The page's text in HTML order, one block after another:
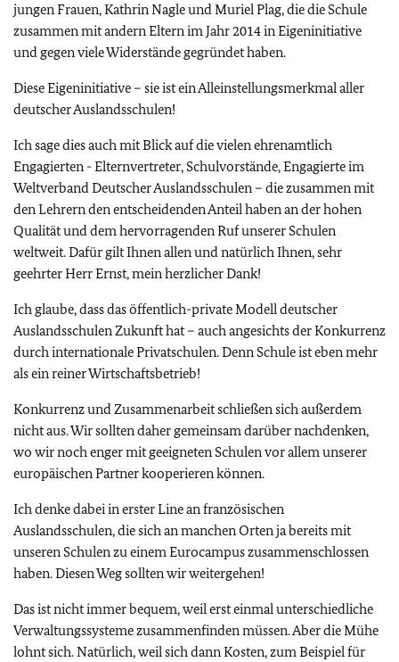
jungen Frauen, Kathrin Nagle und Muriel Plag, die die Schule
zusammen mit andern Eltern im Jahr 2014 in Eigeninitiative
und gegen viele Widerstände gegründet haben.
Diese Eigeninitiative – sie ist ein Alleinstellungsmerkmal aller
deutscher Auslandsschulen!
Ich sage dies auch mit Blick auf die vielen ehrenamtlich
Engagierten - Elternvertreter, Schulvorstände, Engagierte im
Weltverband Deutscher Auslandsschulen – die zusammen mit
den Lehrern den entscheidenden Anteil haben an der hohen
Qualität und dem hervorragenden Ruf unserer Schulen
weltweit. Dafür gilt Ihnen allen und natürlich Ihnen, sehr
geehrter Herr Ernst, mein herzlicher Dank!
Ich glaube, dass das öffentlich-private Modell deutscher
Auslandsschulen Zukunft hat – auch angesichts der Konkurrenz
durch internationale Privatschulen. Denn Schule ist eben mehr
als ein reiner Wirtschaftsbetrieb!
Konkurrenz und Zusammenarbeit schließen sich außerdem
nicht aus. Wir sollten daher gemeinsam darüber nachdenken,
wo wir noch enger mit geeigneten Schulen vor allem unserer
europäischen Partner kooperieren können.
Ich denke dabei in erster Line an französischen
Auslandsschulen, die sich an manchen Orten ja bereits mit
unseren Schulen zu einem Eurocampus zusammenschlossen
haben. Diesen Weg sollten wir weitergehen!
Das ist nicht immer bequem, weil erst einmal unterschiedliche
Verwaltungssysteme zusammenfinden müssen. Aber die Mühe
lohnt sich. Natürlich, weil sich dann Kosten, zum Beispiel für